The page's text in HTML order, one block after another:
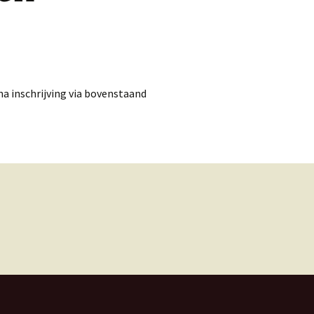
inschrijving via bovenstaand